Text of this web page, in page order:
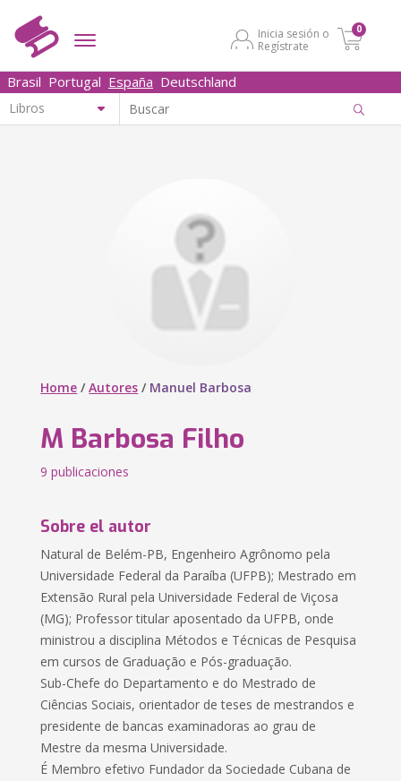
Inicia sesión o
Regístrate
0
Brasil Portugal España Deutschland
Home /Autores / Manuel Barbosa
M Barbosa Filho
9 publicaciones
Sobre el autor
Natural de Belém-PB, Engenheiro Agrônomo pela
Universidade Federal da Paraíba (UFPB); Mestrado em
Extensão Rural pela Universidade Federal de Viçosa
(MG); Professor titular aposentado da UFPB, onde
ministrou a disciplina Métodos e Técnicas de Pesquisa
em cursos de Graduação e Pós-graduação.
Sub-Chefe do Departamento e do Mestrado de
Ciências Sociais, orientador de teses de mestrandos e
presidente de bancas examinadoras ao grau de
Mestre da mesma Universidade.
É Membro efetivo Fundador da Sociedade Cubana de